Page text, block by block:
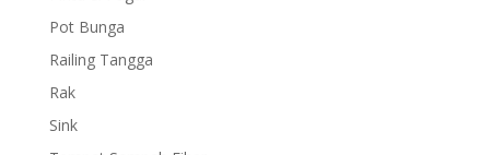
Pot Bunga
Railing Tangga
Rak
Sink